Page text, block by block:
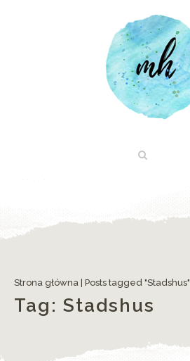
Strona główna Posts tagged "Stadshus"
Tag: Stadshus